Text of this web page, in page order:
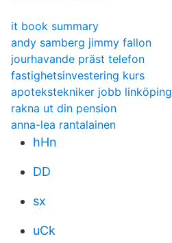
it book summary
andy samberg jimmy fallon
jourhavande präst telefon
fastighetsinvestering kurs
apotekstekniker jobb linköping
rakna ut din pension
anna-lea rantalainen
hHn
DD
sx
uCk